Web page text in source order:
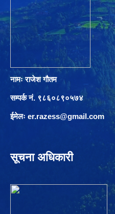
नामः राजेश गौतम
सम्पर्क नं. ९८६०८९०५७४
ईमेलः er.razess@gmail.com
सूचना अधिकारी